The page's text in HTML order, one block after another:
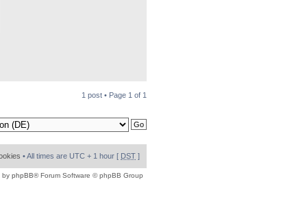
1 post • Page 1 of 1
• All times are UTC + 1 hour [ DST ]
by phpBB® Forum Software © phpBB Group